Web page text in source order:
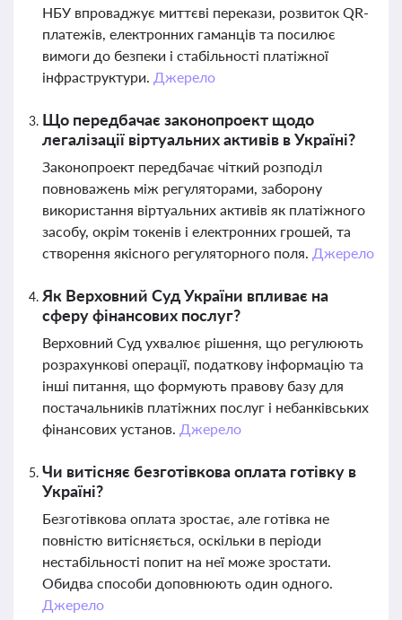
НБУ впроваджує миттєві перекази, розвиток QR-
платежів, електронних гаманців та посилює
вимоги до безпеки і стабільності платіжної
інфраструктури. Джерело
Що передбачає законопроект щодо
легалізації віртуальних активів в Україні?
Законопроект передбачає чіткий розподіл
повноважень між регуляторами, заборону
використання віртуальних активів як платіжного
засобу, окрім токенів і електронних грошей, та
створення якісного регуляторного поля. Джерело
Як Верховний Суд України впливає на
сферу фінансових послуг?
Верховний Суд ухвалює рішення, що регулюють
розрахункові операції, податкову інформацію та
інші питання, що формують правову базу для
постачальників платіжних послуг і небанківських
фінансових установ. Джерело
Чи витісняє безготівкова оплата готівку в
Україні?
Безготівкова оплата зростає, але готівка не
повністю витісняється, оскільки в періоди
нестабільності попит на неї може зростати.
Обидва способи доповнюють один одного.
Джерело